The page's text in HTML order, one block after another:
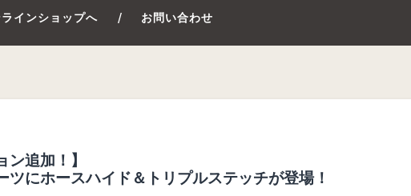
インショップへ お問い合わせ
ン追加！】
ツにホースハイド＆トリプルステッチが登場！